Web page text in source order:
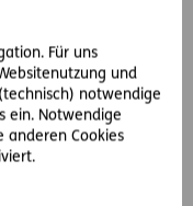
Für uns
und
notwendige
ein. Notwendige
anderen Cookies
oder der
damit ein
Stechmücken
oder ein